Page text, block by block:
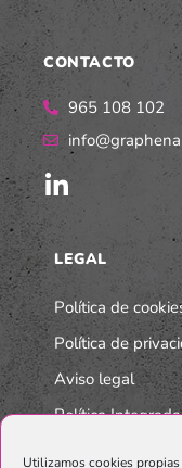
Utilizamos cookies
CONTACTO
965 108 102
LEGAL
Política de
Política de
Aviso legal
Política